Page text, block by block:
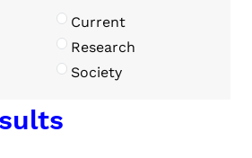
Current
Research
Society